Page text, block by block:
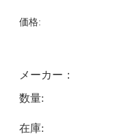
価格:
メーカー：
数量:
在庫: